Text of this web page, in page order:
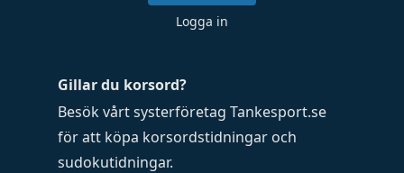
Gillar du korsord?
Besök vårt systerföretag Tankesport.se
för att köpa korsordstidningar och
sudokutidningar.
Logga in